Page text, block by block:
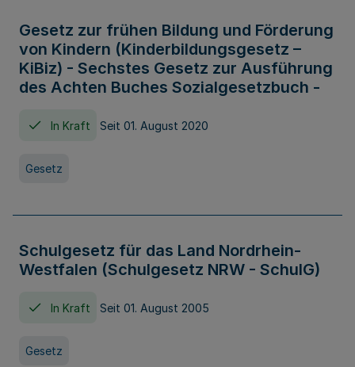
Gesetz zur frühen Bildung und Förderung
von Kindern (Kinderbildungsgesetz –
KiBiz) - Sechstes Gesetz zur Ausführung
des Achten Buches Sozialgesetzbuch -
In Kraft Seit 01. August 2020
Gesetz
Schulgesetz für das Land Nordrhein-
Westfalen (Schulgesetz NRW - SchulG)
In Kraft Seit 01. August 2005
Gesetz